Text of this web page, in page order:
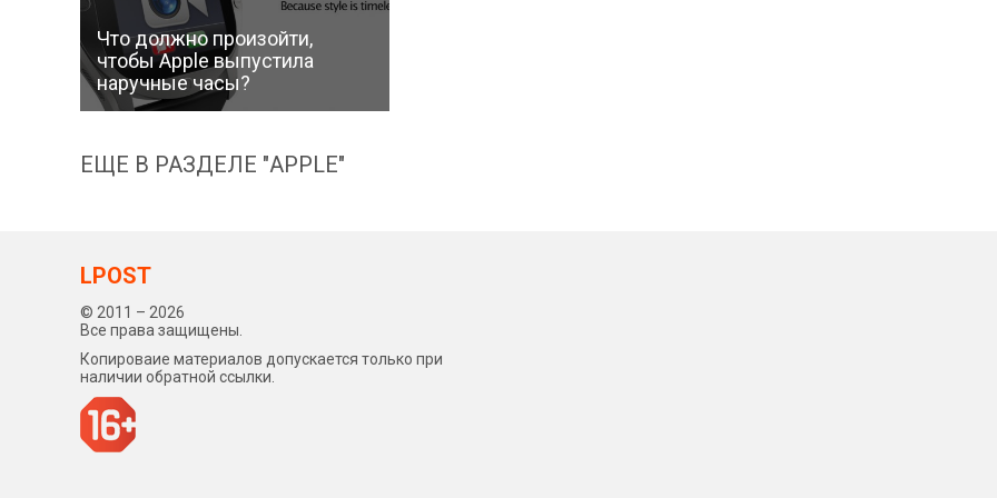
Что должно произойти,
чтобы Apple выпустила
наручные часы?
ЕЩЕ В РАЗДЕЛЕ "APPLE"
LPOST
© 2011 – 2026
Все права защищены.
Копироваие материалов допускается только при
наличии обратной ссылки.